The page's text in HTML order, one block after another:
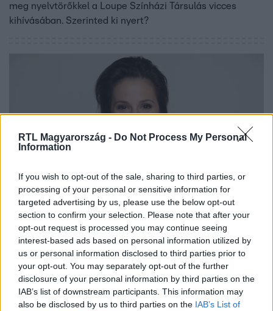
RTL Magyarország - Do Not Process My Personal
Information
If you wish to opt-out of the sale, sharing to third parties, or
processing of your personal or sensitive information for
targeted advertising by us, please use the below opt-out
section to confirm your selection. Please note that after your
opt-out request is processed you may continue seeing
interest-based ads based on personal information utilized by
us or personal information disclosed to third parties prior to
your opt-out. You may separately opt-out of the further
disclosure of your personal information by third parties on the
IAB’s list of downstream participants. This information may
also be disclosed by us to third parties on the IAB’s List of
meg nyelvtörőkkel a Loupe Színházi Társulás vicces
kihívásában. Szerinted ki nyert?
Bulvár
2026. április 8. 12:30
Lovas Roziék évfordulója: megható vallomás a
kapcsolatukról
Lovas Rozi és férje, Horváth János Antal megható
bejegyzésben ünnepelték 6. házassági évfordulójukat,
szakmai sikereik mellett.